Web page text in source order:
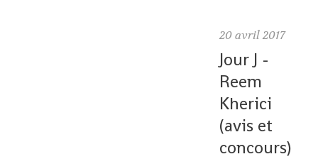
20 avril 2017
Jour J -
Reem
Kherici
(avis et
concours)